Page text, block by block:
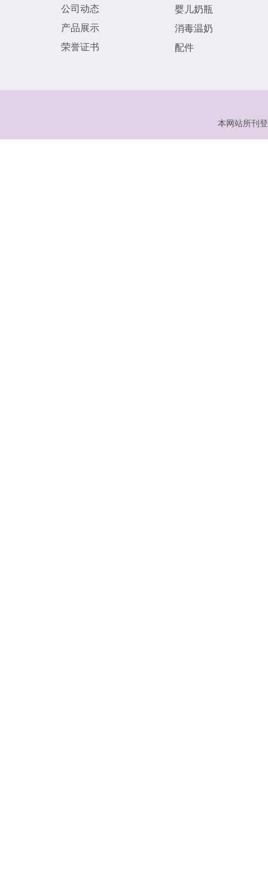
公司动态
产品展示
荣誉证书
本网站所刊
婴儿奶瓶
消毒温奶
配件